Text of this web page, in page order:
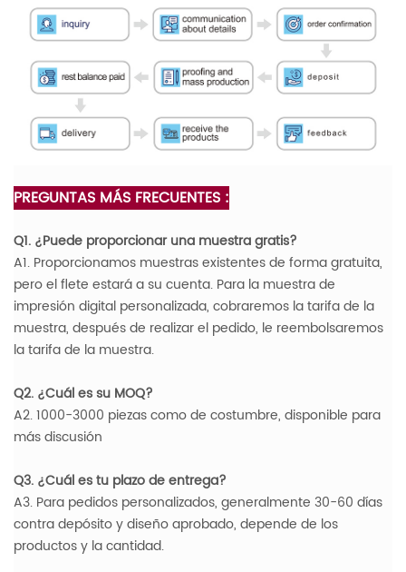
PREGUNTAS MÁS FRECUENTES :
Q1. ¿Puede proporcionar una muestra gratis?
A1. Proporcionamos muestras existentes de forma gratuita,
pero el flete estará a su cuenta. Para la muestra de
impresión digital personalizada, cobraremos la tarifa de la
muestra, después de realizar el pedido, le reembolsaremos
la tarifa de la muestra.
Q2. ¿Cuál es su MOQ?
A2. 1000-3000 piezas como de costumbre, disponible para
más discusión
Q3. ¿Cuál es tu plazo de entrega?
A3. Para pedidos personalizados, generalmente 30-60 días
contra depósito y diseño aprobado, depende de los
productos y la cantidad.